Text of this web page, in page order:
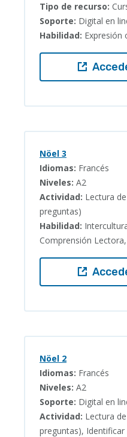
Tipo de recurso:
Soporte: Digital en
Habilidad: Expresión
Nöel 3
Idiomas: Francés
Niveles: A2
Actividad: Lectura
preguntas)
Habilidad:
Comprensión
Nöel 2
Idiomas: Francés
Niveles: A2
Soporte: Digital en
Actividad: Lectura
preguntas), Identificar